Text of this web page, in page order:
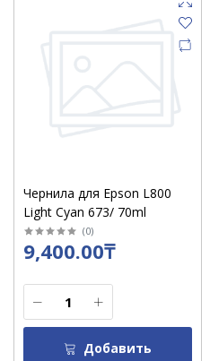
Чернила для Epson L800
Light Cyan 673/ 70ml
(0)
9,400.00₸
Добавить